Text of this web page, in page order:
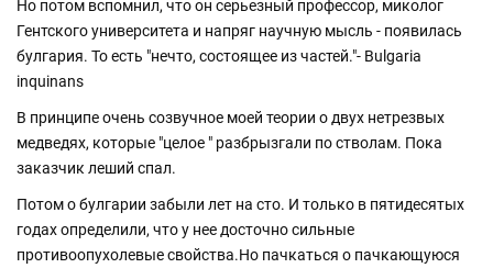
Но потом вспомнил, что он серьезный профессор, миколог
Гентского университета и напряг научную мысль - появилась
булгария. То есть "нечто, состоящее из частей."- Bulgaria
inquinans
В принципе очень созвучное моей теории о двух нетрезвых
медведях, которые "целое " разбрызгали по стволам. Пока
заказчик леший спал.
Потом о булгарии забыли лет на сто. И только в пятидесятых
годах определили, что у нее досточно сильные
противоопухолевые свойства.Но пачкаться о пачкающуюся